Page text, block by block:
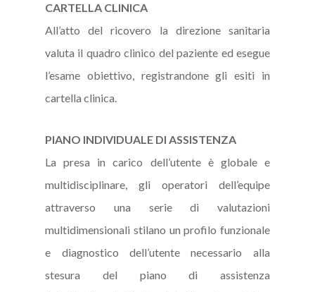
CARTELLA CLINICA
All’atto del ricovero la direzione sanitaria
valuta il quadro clinico del paziente ed esegue
l’esame obiettivo, registrandone gli esiti in
cartella clinica.
PIANO INDIVIDUALE DI ASSISTENZA
La presa in carico dell’utente è globale e
multidisciplinare, gli operatori dell’equipe
attraverso una serie di valutazioni
multidimensionali stilano un profilo funzionale
e diagnostico dell’utente necessario alla
stesura del piano di assistenza